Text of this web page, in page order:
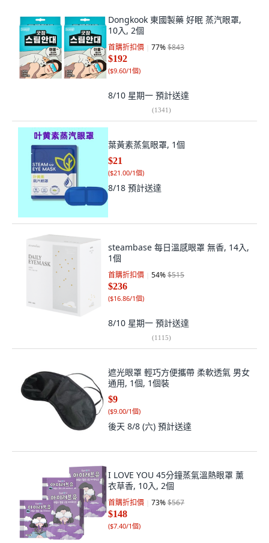
Dongkook 東國製藥 好眠 蒸汽眼罩,
10入, 2個
首購折扣價 77%$843
$192
($9.60/1個)
8/10 星期一 預計送達
(1341)
葉黃素蒸氣眼罩, 1個
$21
($21.00/1個)
8/18 預計送達
steambase 每日溫感眼罩 無香, 14入,
1個
首購折扣價 54%$515
$236
($16.86/1個)
8/10 星期一 預計送達
(1115)
遮光眼罩 輕巧方便攜帶 柔軟透氣 男女
通用, 1個, 1個裝
$9
($9.00/1個)
後天 8/8 (六) 預計送達
I LOVE YOU 45分鐘蒸氣溫熱眼罩 薰
衣草香, 10入, 2個
首購折扣價 73%$567
$148
($7.40/1個)